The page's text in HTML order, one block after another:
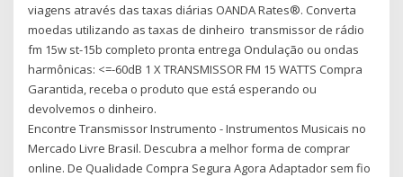
viagens através das taxas diárias OANDA Rates®. Converta
moedas utilizando as taxas de dinheiro transmissor de rádio
fm 15w st-15b completo pronta entrega Ondulação ou ondas
harmônicas: <=-60dB 1 X TRANSMISSOR FM 15 WATTS Compra
Garantida, receba o produto que está esperando ou
devolvemos o dinheiro.
Encontre Transmissor Instrumento - Instrumentos Musicais no
Mercado Livre Brasil. Descubra a melhor forma de comprar
online. De Qualidade Compra Segura Agora Adaptador sem fio